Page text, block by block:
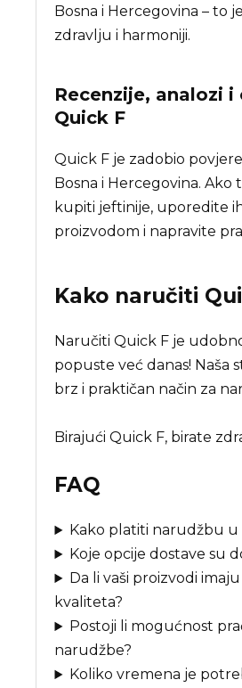
Bosna i Hercegovina – to
zdravlju i harmoniji.
Recenzije, analozi i
Quick F
Quick F je zadobio
Bosna i Hercegovina. Ako
kupiti jeftinije, uporedite
proizvodom i napravite
Kako naručiti
Naručiti Quick F je
popuste već danas! Naša
brz i praktičan način za
Birajući Quick F, birate
FAQ
Kako platiti narudžbu u
Koje opcije dostave su
Da li vaši proizvodi
kvaliteta?
Postoji li mogućnost
narudžbe?
Koliko vremena je